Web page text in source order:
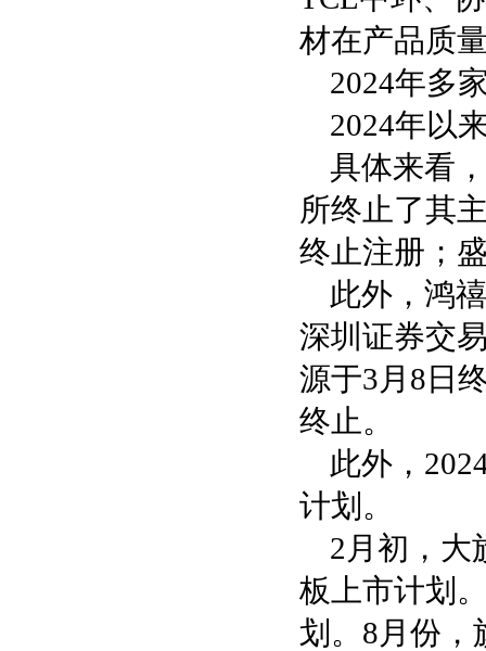
材在产品质
2024年多
2024年以
具体来看
所终止了其
终止注册；
此外，鸿
深圳证券交
源于3月8日
终止。
此外，
计划。
2月初，大
板上市计划
划。8月份，